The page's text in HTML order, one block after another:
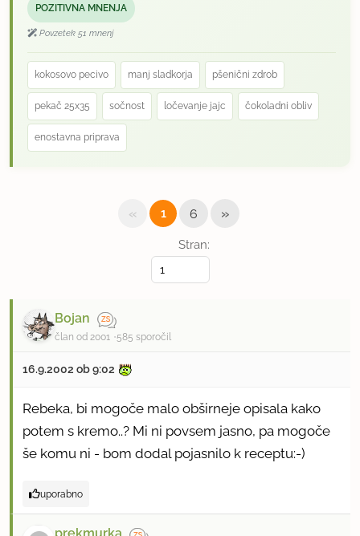
POZITIVNA MNENJA
Povzetek 51 mnenj
kokosovo pecivo manj sladkorja pšenični zdrob
pekač 25x35 sočnost ločevanje jajc čokoladni obliv
enostavna priprava
Stran:
« 1 6 »
Bojan
član od 2001 585 sporočil
16.9.2002 ob 9:02
Rebeka, bi mogoče malo obširneje opisala kako
potem s kremo..? Mi ni povsem jasno, pa mogoče
še komu ni - bom dodal pojasnilo k receptu:-)
uporabno